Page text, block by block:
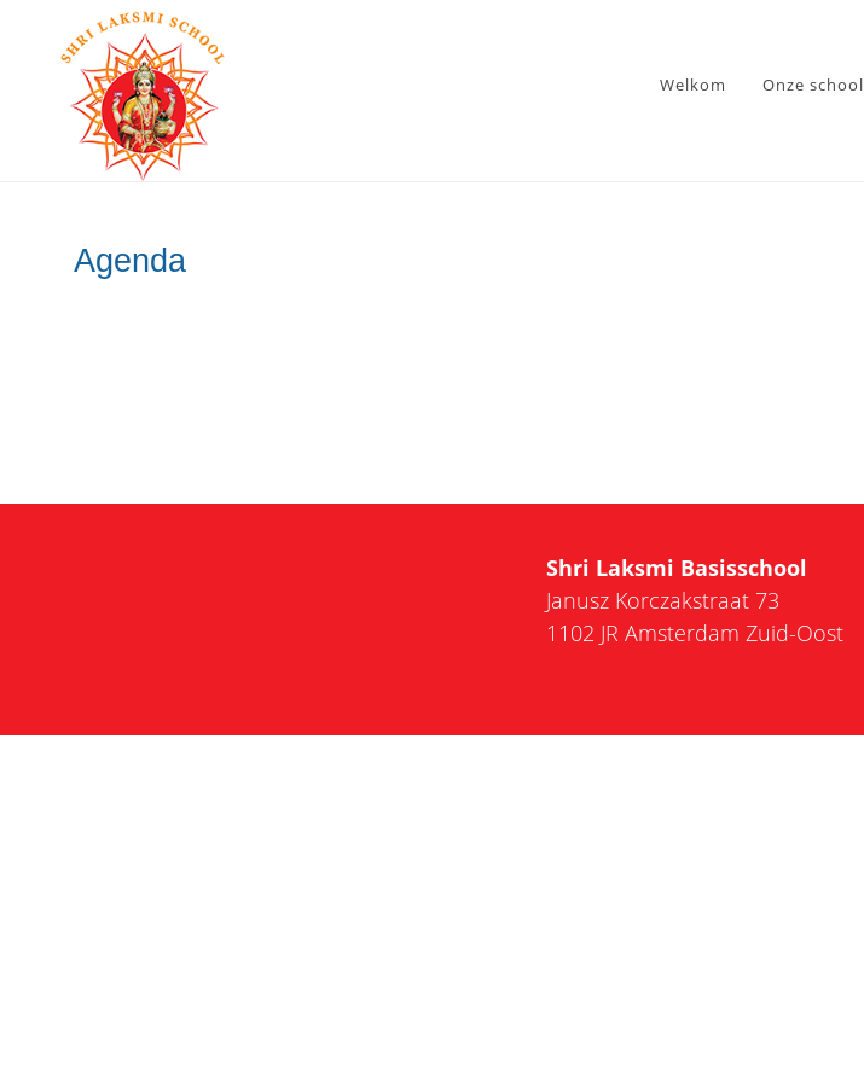
Welkom Onze school
Agenda
Shri Laksmi Basisschool
Janusz Korczakstraat 73
1102 JR Amsterdam Zuid-Oost